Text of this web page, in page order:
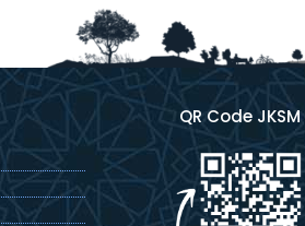
QR Code JKSM